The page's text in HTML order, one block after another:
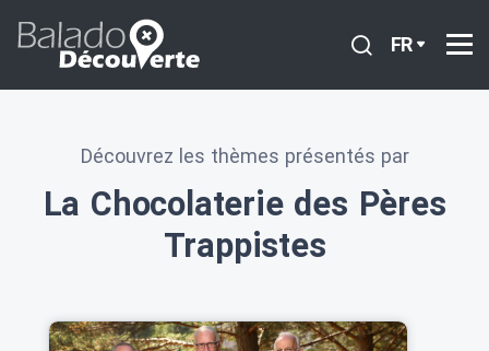
FR
Découvrez les thèmes présentés par
La Chocolaterie des Pères
Trappistes